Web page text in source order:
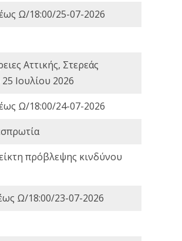
Ω/18:00/25-07-2026
Αττικής, Στερεάς
Ιουλίου 2026
Ω/18:00/24-07-2026
πρόβλεψης κινδύνου
Ω/18:00/23-07-2026